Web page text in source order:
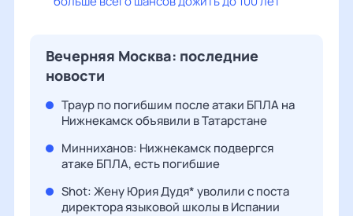
Вечерняя Москва: последние
новости
Траур по погибшим после атаки БПЛА на
Нижнекамск объявили в Татарстане
Минниханов: Нижнекамск подвергся
атаке БПЛА, есть погибшие
Shot: Жену Юрия Дудя* уволили с поста
директора языковой школы в Испании